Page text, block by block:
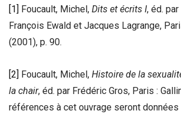
[1] Foucault, Michel, Dits et écrits I, éd.
François Ewald et Jacques Lagrange,
(2001), p. 90.
[2] Foucault, Michel, Histoire de la
la chair, éd. par Frédéric Gros, Paris :
références à cet ouvrage seront données